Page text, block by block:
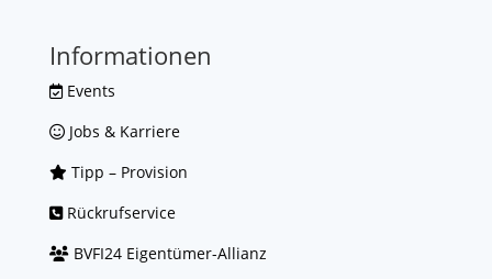
Informationen
Events
Jobs & Karriere
Tipp – Provision
Rückrufservice
BVFI24 Eigentümer-Allianz